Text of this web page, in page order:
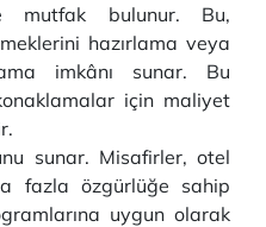
mutfak bulunur. Bu,
hazırlama veya
imkânı sunar. Bu
için maliyet
sunar. Misafirler, otel
fazla özgürlüğe sahip
uygun olarak